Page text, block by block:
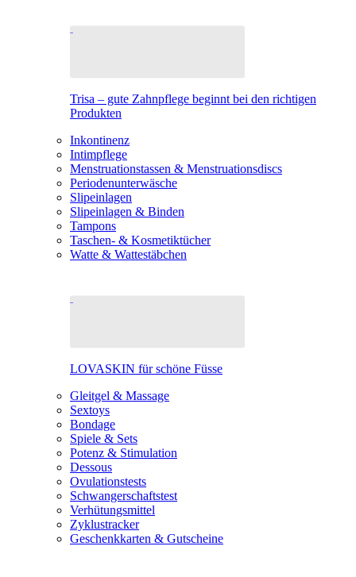
Trisa – gute Zahnpflege beginnt bei den richtigen
Produkten
Inkontinenz
Intimpflege
Menstruationstassen & Menstruationsdiscs
Periodenunterwäsche
Slipeinlagen
Slipeinlagen & Binden
Tampons
Taschen- & Kosmetiktücher
Watte & Wattestäbchen
LOVASKIN für schöne Füsse
Gleitgel & Massage
Sextoys
Bondage
Spiele & Sets
Potenz & Stimulation
Dessous
Ovulationstests
Schwangerschaftstest
Verhütungsmittel
Zyklustracker
Geschenkkarten & Gutscheine